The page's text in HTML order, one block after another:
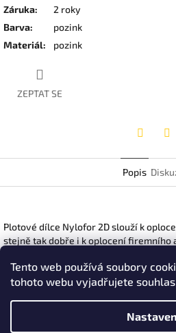
Tento web používá soubory
tohoto webu vyjadřujete
Záruka:
2 roky
Barva:
pozink
Materiál: pozink
ZEPTAT SE
Popis
Plotové dílce Nylofor 2D slouží k
stejně tak dobře i k oplocení firemního
Rozměr oka: 50 x 200mm
Průměr drátu: svislé 5mm, vodorovné
pozinkované/Zn. + vypalovaná barva